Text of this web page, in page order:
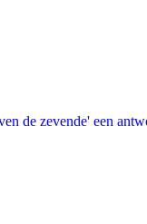
de zevende' een